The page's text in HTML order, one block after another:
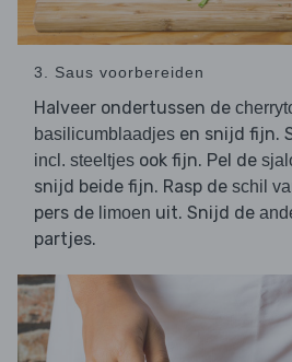
3. Saus voorbereiden
Halveer ondertussen de
basilicumblaadjes en snijd fijn.
incl. steeltjes ook fijn. Pel de
snijd beide fijn. Rasp de schil
pers de limoen uit. Snijd de
partjes.